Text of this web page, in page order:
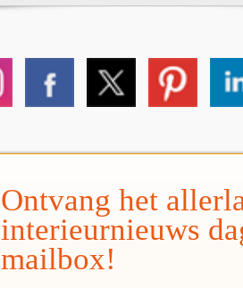
Ontvang het
interieurnieuws
mailbox!